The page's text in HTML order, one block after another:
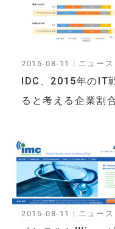
IDC、2015年のIT
ると考える企業割
2015-08-11 | ニュース
2015-08-11 | ニュース